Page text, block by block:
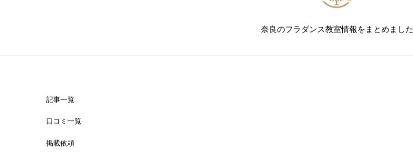
奈良のフラダンス教室情報をまとめました
記事一覧
口コミ一覧
掲載依頼